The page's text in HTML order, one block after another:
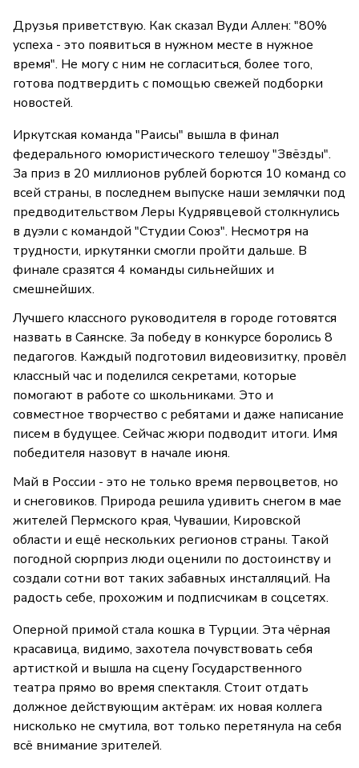
Друзья приветствую. Как сказал Вуди Аллен: "80%
успеха - это появиться в нужном месте в нужное
время". Не могу с ним не согласиться, более того,
готова подтвердить с помощью свежей подборки
новостей.
Иркутская команда "Раисы" вышла в финал
федерального юмористического телешоу "Звёзды".
За приз в 20 миллионов рублей борются 10 команд со
всей страны, в последнем выпуске наши землячки под
предводительством Леры Кудрявцевой столкнулись
в дуэли с командой "Студии Союз". Несмотря на
трудности, иркутянки смогли пройти дальше. В
финале сразятся 4 команды сильнейших и
смешнейших.
Лучшего классного руководителя в городе готовятся
назвать в Саянске. За победу в конкурсе боролись 8
педагогов. Каждый подготовил видеовизитку, провёл
классный час и поделился секретами, которые
помогают в работе со школьниками. Это и
совместное творчество с ребятами и даже написание
писем в будущее. Сейчас жюри подводит итоги. Имя
победителя назовут в начале июня.
Май в России - это не только время первоцветов, но
и снеговиков. Природа решила удивить снегом в мае
жителей Пермского края, Чувашии, Кировской
области и ещё нескольких регионов страны. Такой
погодной сюрприз люди оценили по достоинству и
создали сотни вот таких забавных инсталляций. На
радость себе, прохожим и подписчикам в соцсетях.
Оперной примой стала кошка в Турции. Эта чёрная
красавица, видимо, захотела почувствовать себя
артисткой и вышла на сцену Государственного
театра прямо во время спектакля. Стоит отдать
должное действующим актёрам: их новая коллега
нисколько не смутила, вот только перетянула на себя
всё внимание зрителей.